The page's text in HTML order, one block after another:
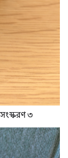
৩